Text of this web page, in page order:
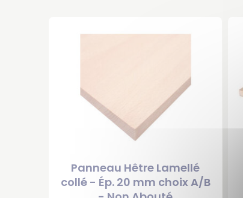
Panneau Hêtre Lamellé
collé - Ép. 20 mm choix A/B